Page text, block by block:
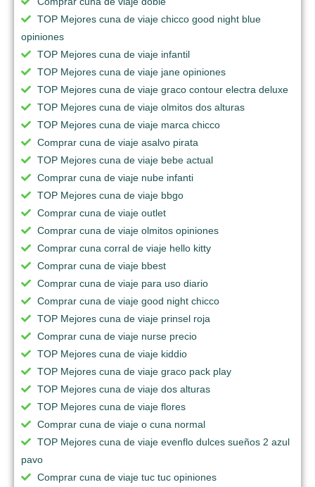
TOP Mejores cuna de viaje chicco good night blue
opiniones
TOP Mejores cuna de viaje infantil
TOP Mejores cuna de viaje jane opiniones
TOP Mejores cuna de viaje graco contour electra deluxe
TOP Mejores cuna de viaje olmitos dos alturas
TOP Mejores cuna de viaje marca chicco
Comprar cuna de viaje asalvo pirata
TOP Mejores cuna de viaje bebe actual
Comprar cuna de viaje nube infanti
TOP Mejores cuna de viaje bbgo
Comprar cuna de viaje outlet
Comprar cuna de viaje olmitos opiniones
Comprar cuna corral de viaje hello kitty
Comprar cuna de viaje bbest
Comprar cuna de viaje para uso diario
Comprar cuna de viaje good night chicco
TOP Mejores cuna de viaje prinsel roja
Comprar cuna de viaje nurse precio
TOP Mejores cuna de viaje kiddio
TOP Mejores cuna de viaje graco pack play
TOP Mejores cuna de viaje dos alturas
TOP Mejores cuna de viaje flores
Comprar cuna de viaje o cuna normal
TOP Mejores cuna de viaje evenflo dulces sueños 2 azul
pavo
Comprar cuna de viaje tuc tuc opiniones